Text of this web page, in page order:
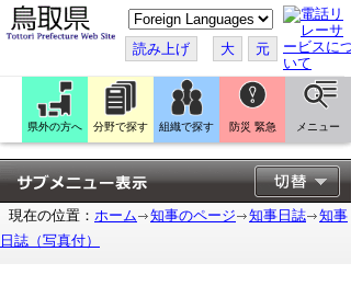
こ
の
ペ
ー
ジ
翻
訳
す
る
読み上げ 大 元
県外の方へ 分野で探す 組織で探す 防災 緊急 メニュー
現在の位置： ホーム 知事のページ 知事日誌
知事
日誌（写真付）